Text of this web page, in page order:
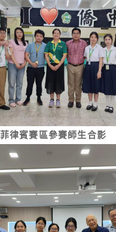
菲律賓賽區參賽師生合影